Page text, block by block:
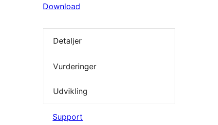
Download
Detaljer
Vurderinger
Udvikling
Support